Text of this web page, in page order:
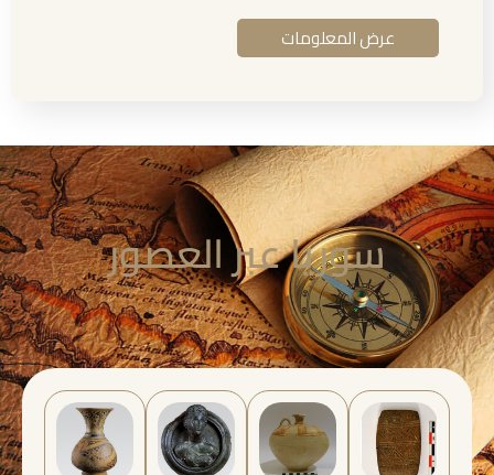
عرض المعلومات
سوريا عبر العصور